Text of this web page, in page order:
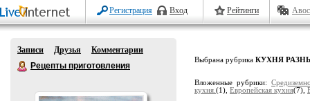
Регистрация Вход Рейтинги
Записи Друзья
Комментарии
Рецепты приготовления
Выбрана рубрика КУХНЯ
Вложенные рубрики:
кухня. (1), Европейская кухня(7),